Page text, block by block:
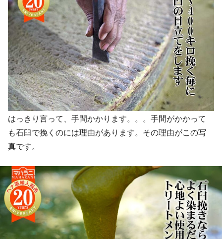
はっきり言って、手間かかります。。。手間がかかって
も石臼で挽くのには理由があります。その理由がこの写
真です。